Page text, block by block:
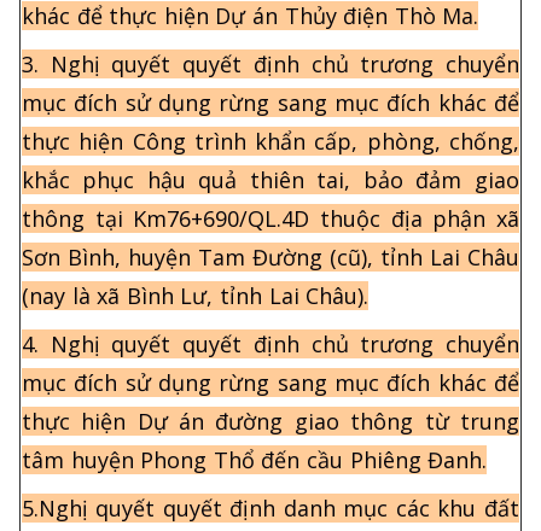
khác để thực hiện Dự án Thủy điện Thò Ma.
3. Nghị quyết quyết định chủ trương chuyển
mục đích sử dụng rừng sang mục đích khác để
thực hiện Công trình khẩn cấp, phòng, chống,
khắc phục hậu quả thiên tai, bảo đảm giao
thông tại Km76+690/QL.4D thuộc địa phận xã
Sơn Bình, huyện Tam Đường (cũ), tỉnh Lai Châu
(nay là xã Bình Lư, tỉnh Lai Châu).
4. Nghị quyết quyết định chủ trương chuyển
mục đích sử dụng rừng sang mục đích khác để
thực hiện Dự án đường giao thông từ trung
tâm huyện Phong Thổ đến cầu Phiêng Đanh.
5.Nghị quyết quyết định danh mục các khu đất